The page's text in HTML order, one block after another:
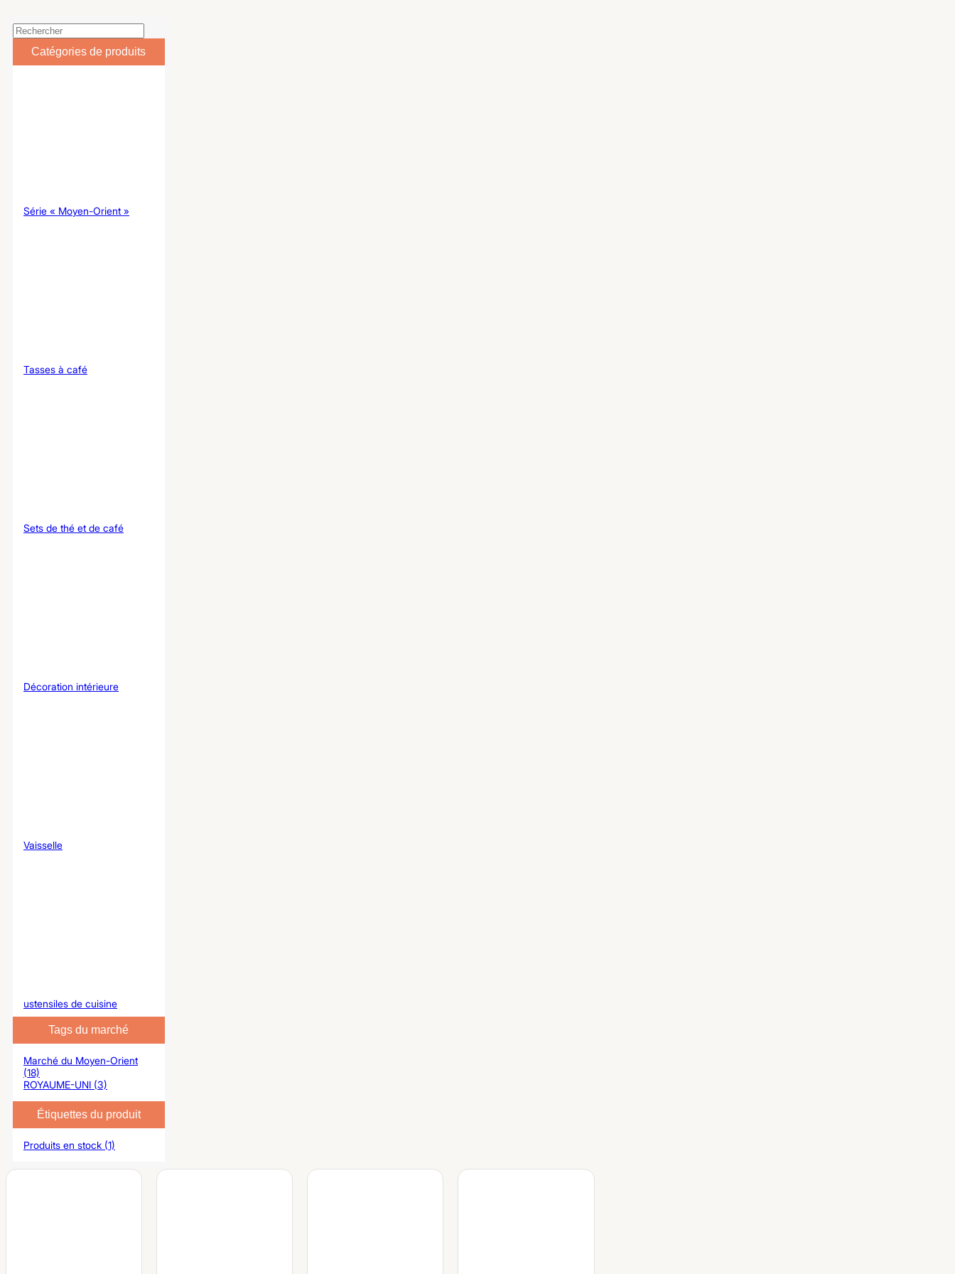
Catégories de produits
Série « Moyen-Orient »
Tasses à café
Sets de thé et de café
Décoration intérieure
Vaisselle
ustensiles de cuisine
Tags du marché
Marché du Moyen-Orient
(18)
ROYAUME-UNI (3)
Étiquettes du produit
Produits en stock (1)